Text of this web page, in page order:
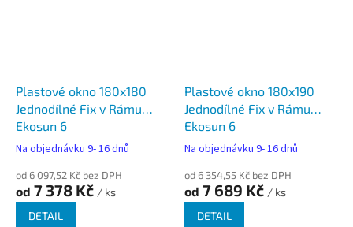
Plastové okno 180x180
Jednodílné Fix v Rámu
Ekosun 6
Na objednávku 9- 16 dnů
od 6 097,52 Kč bez DPH
od 7 378 Kč / ks
DETAIL
Plastové okno 180x190
Jednodílné Fix v Rámu
Ekosun 6
Na objednávku 9- 16 dnů
od 6 354,55 Kč bez DPH
od 7 689 Kč / ks
DETAIL